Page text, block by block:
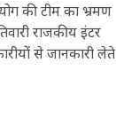
की टीम का भ्रमण
राजकीय इंटर
से जानकारी लेते